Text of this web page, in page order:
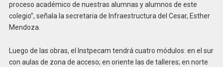
proceso académico de nuestras alumnas y alumnos de este
colegio”, señala la secretaria de Infraestructura del Cesar, Esther
Mendoza.
Luego de las obras, el Instpecam tendrá cuatro módulos: en el sur
con aulas de zona de acceso; en oriente las de talleres; en norte